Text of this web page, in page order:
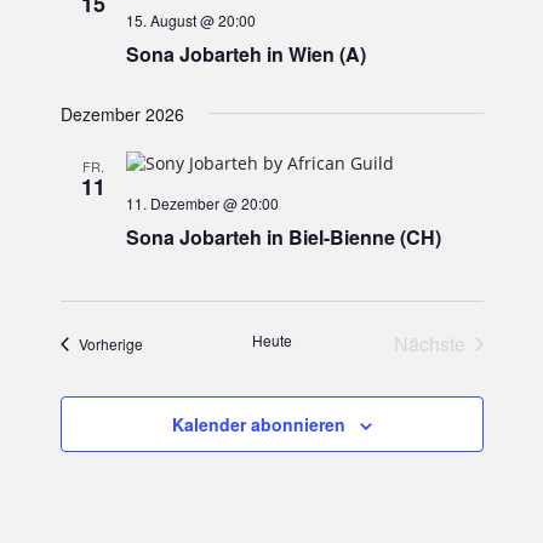
Sona Jobarteh in Wien (A)
15. August @ 20:00
Dezember 2026
FR.
11
Sona Jobarteh in Biel-Bienne (CH)
11. Dezember @ 20:00
VorherigeVeranstaltungen Heute
Nächste
Kalender abonnieren